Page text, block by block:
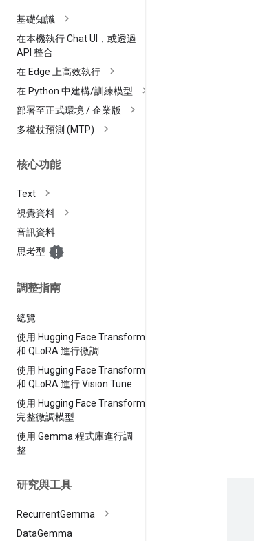
基礎知識
在本機執行 Chat UI，或透過
API 整合
在 Edge 上高效執行
在 Python 中建構/訓練模型
部署至正式環境 /企業版
多權杖預測 (MTP)
核心功能
Text
視覺資料
音訊資料
思考型
調整指南
總覽
使用 Hugging Face Transformers
和 QLoRA 進行微調
使用 Hugging Face Transformer
和 QLoRA 進行 Vision Tune
使用 Hugging Face Transformers
完整微調模型
使用 Gemma 程式庫進行調
整
研究與工具
RecurrentGemma
DataGemma